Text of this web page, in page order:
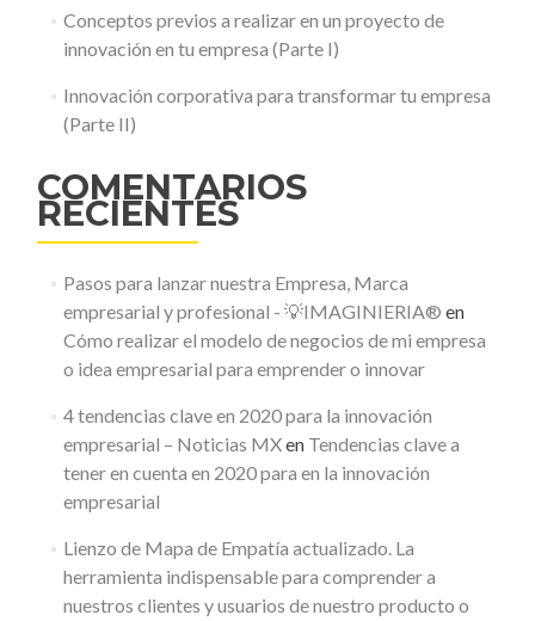
Conceptos previos a realizar en un proyecto de
innovación en tu empresa (Parte I)
Innovación corporativa para transformar tu empresa
(Parte II)
COMENTARIOS
RECIENTES
Pasos para lanzar nuestra Empresa, Marca
empresarial y profesional - 💡IMAGINIERIA® en
Cómo realizar el modelo de negocios de mi empresa
o idea empresarial para emprender o innovar
4 tendencias clave en 2020 para la innovación
empresarial – Noticias MXen Tendencias clave a
tener en cuenta en 2020 para en la innovación
empresarial
Lienzo de Mapa de Empatía actualizado. La
herramienta indispensable para comprender a
nuestros clientes y usuarios de nuestro producto o